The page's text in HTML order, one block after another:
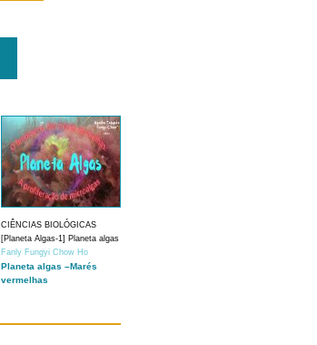
CIÊNCIAS BIOLÓGICAS
[Planeta Algas-1] Planeta algas
Fanly Fungyi Chow Ho
Planeta algas –Marés
vermelhas